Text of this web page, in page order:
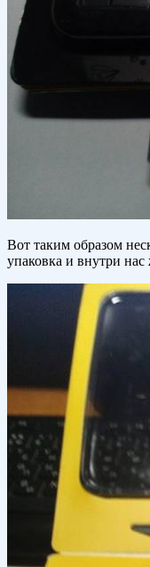
Вот таким образом
упаковка и внутри